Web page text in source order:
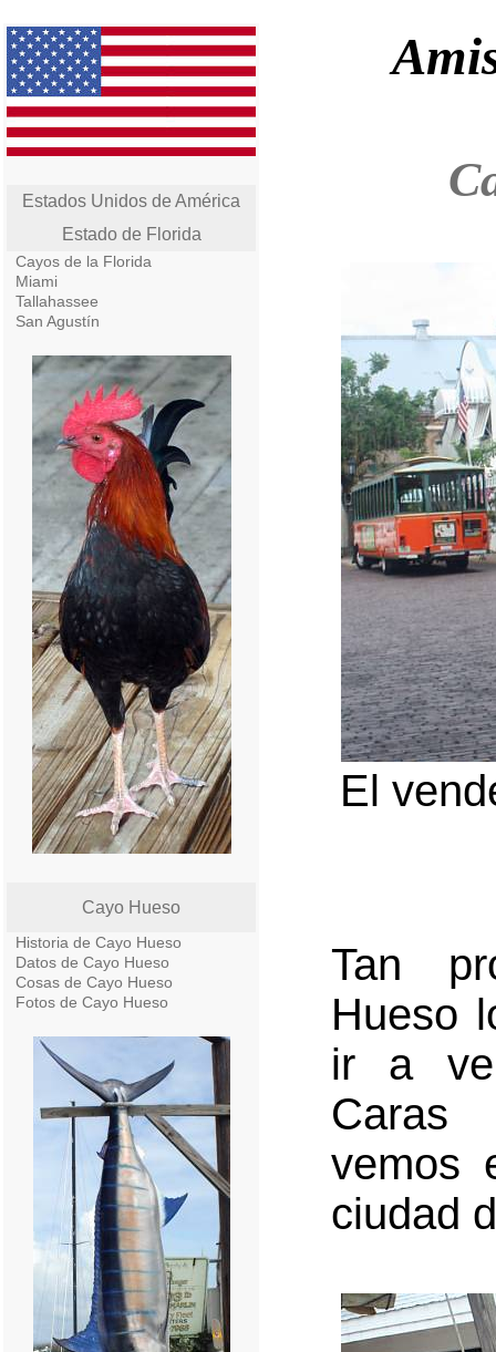
Estados Unidos de América
Estado de Florida
Cayos de la Florida
Miami
Tallahassee
San Agustín
Cayo Hueso
Historia de Cayo Hueso
Datos de Cayo Hueso
Cosas de Cayo Hueso
Fotos de Cayo Hueso
El
Tan
Hueso
ir a
Caras
vemos
ciudad